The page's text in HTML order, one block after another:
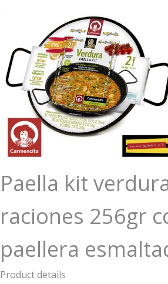
Paella kit
raciones 256gr
paellera
Product details